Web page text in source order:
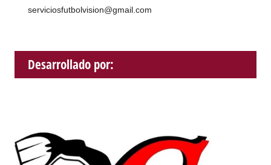
serviciosfutbolvision@gmail.com
Desarrollado por: